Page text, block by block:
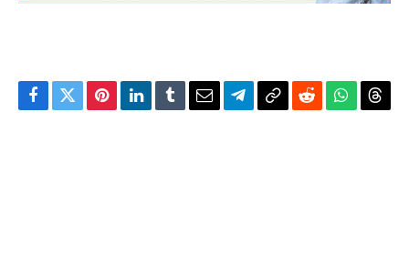
Facebook
TwitterPinterestLinkedIn
TumblrEmailTelegram
CopyReddit